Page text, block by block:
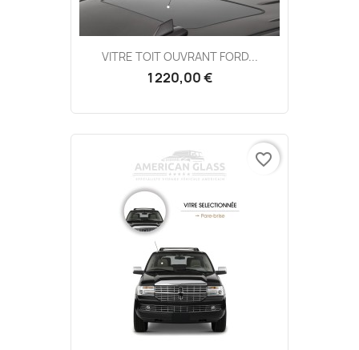
VITRE TOIT OUVRANT FORD...
1 220,00 €
favorite_border